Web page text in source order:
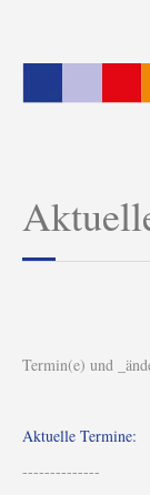
Termin(e) und
Aktuelle Termine:
--------------